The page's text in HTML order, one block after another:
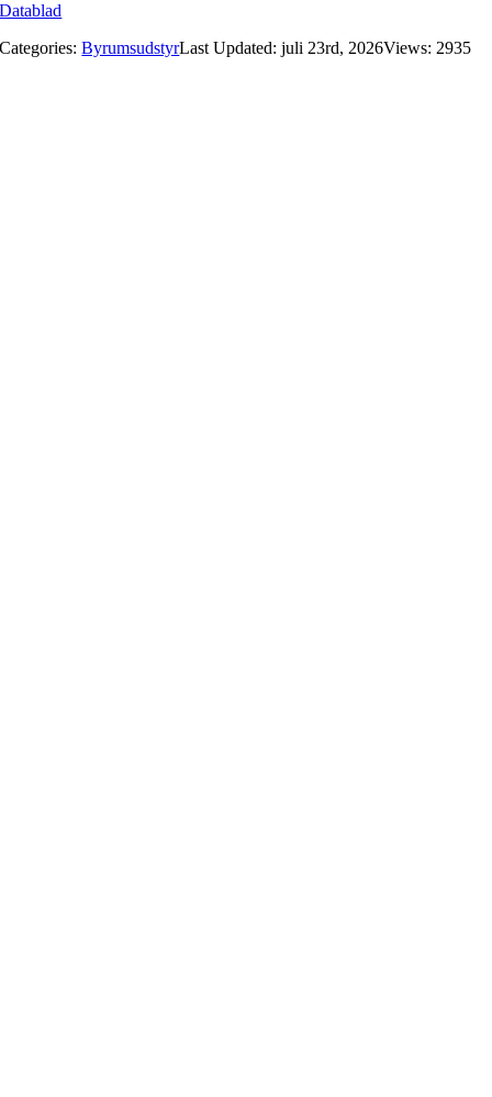
Datablad
Categories:ByrumsudstyrLast Updated: juli 23rd, 2026Views: 2935